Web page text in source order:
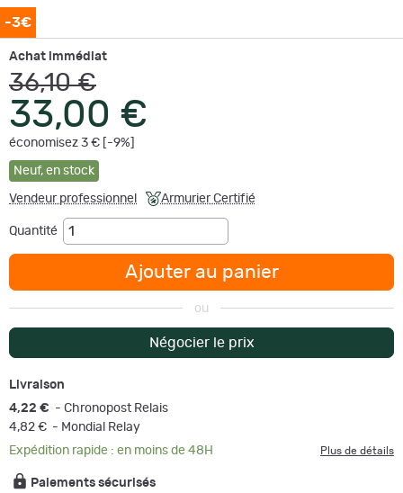
-3€
Achat immédiat
36,10 €
33,00 €
économisez 3 € [-9%]
Neuf, en stock
Vendeur professionnel Armurier Certifié
Quantité
Ajouter au panier
ou
Négocier le prix
Livraison
4,22 € - Chronopost Relais
4,82 € - Mondial Relay
Expédition rapide : en moins de 48H
Plus de détails
Paiements sécurisés